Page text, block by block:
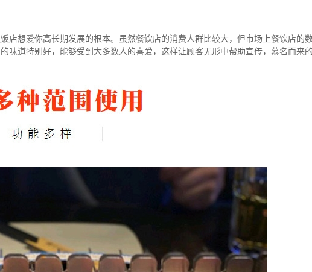
店想爱你高长期发展的根本。虽然餐饮店的消费人群比较大，但市场上餐饮店的
道特别好，能够受到大多数人的喜爱，这样让顾客无形中帮助宣传，慕名而来的